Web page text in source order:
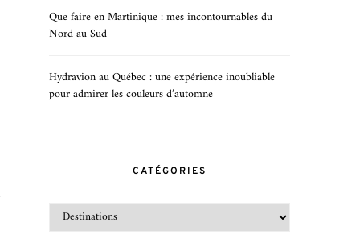
Que faire en Martinique : mes incontournables du
Nord au Sud
Hydravion au Québec : une expérience inoubliable
pour admirer les couleurs d’automne
CATÉGORIES